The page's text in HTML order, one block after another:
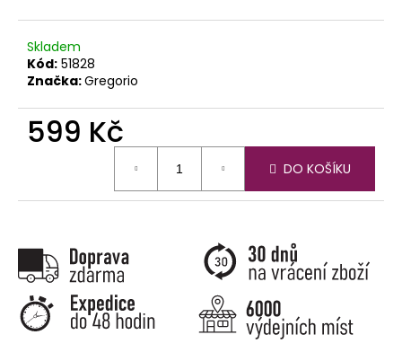
Skladem
Kód: 51828
Značka:Gregorio
599 Kč
DO KOŠÍKU
e